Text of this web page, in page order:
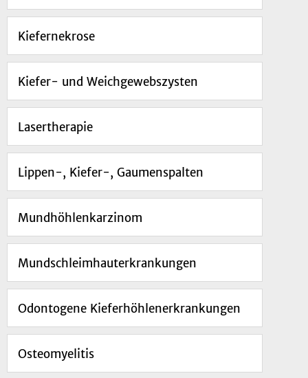
Kiefernekrose
Kiefer- und Weichgewebszysten
Lasertherapie
Lippen-, Kiefer-, Gaumenspalten
Mundhöhlenkarzinom
Mundschleimhauterkrankungen
Odontogene Kieferhöhlenerkrankungen
Osteomyelitis